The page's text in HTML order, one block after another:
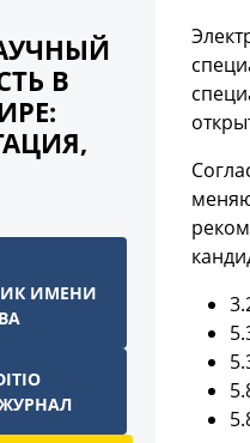
В
ИМЕНИ